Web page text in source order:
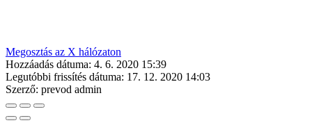
Megosztás az X hálózaton
Hozzáadás dátuma: 4. 6. 2020 15:39
Legutóbbi frissítés dátuma: 17. 12. 2020 14:03
Szerző: prevod admin